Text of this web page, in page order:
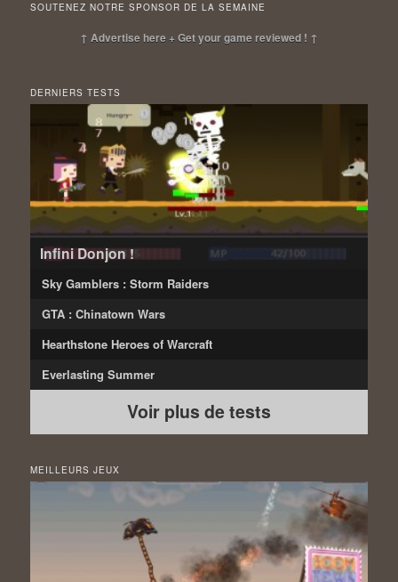
SOUTENEZ NOTRE SPONSOR DE LA SEMAINE
↑ Advertise here + Get your game reviewed ! ↑
DERNIERS TESTS
Infini Donjon !
Sky Gamblers : Storm Raiders
GTA : Chinatown Wars
Hearthstone Heroes of Warcraft
Everlasting Summer
Voir plus de tests
MEILLEURS JEUX